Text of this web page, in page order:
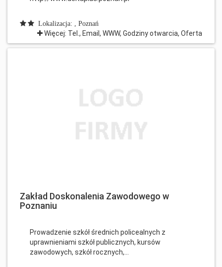
Lokalizacja: , Poznań
Więcej: Tel., Email, WWW, Godziny otwarcia, Oferta
Zakład Doskonalenia Zawodowego w
Poznaniu
Prowadzenie szkół średnich policealnych z
uprawnieniami szkół publicznych, kursów
zawodowych, szkół rocznych,...